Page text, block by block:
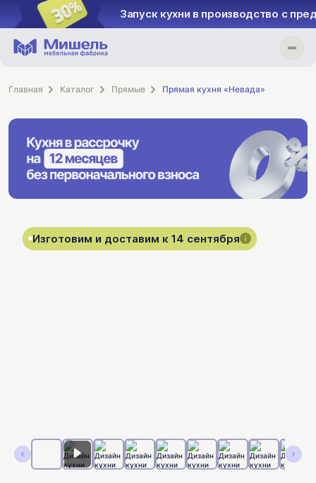
Запуск кухни в производство с
Главная Каталог Прямые Прямая кухня «Невада»
Изготовим и доставим к 14 сентября